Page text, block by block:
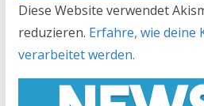
Diese Website verwendet
reduzieren. Erfahre, wie deine
verarbeitet werden.